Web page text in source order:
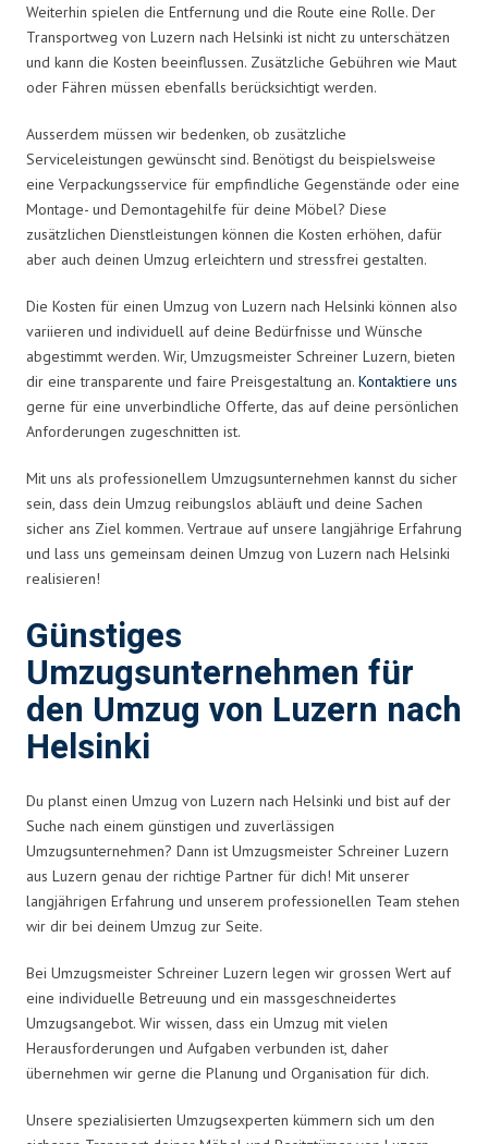
Weiterhin spielen die Entfernung und die Route eine Rolle. Der
Transportweg von Luzern nach Helsinki ist nicht zu unterschätzen
und kann die Kosten beeinflussen. Zusätzliche Gebühren wie Maut
oder Fähren müssen ebenfalls berücksichtigt werden.
Ausserdem müssen wir bedenken, ob zusätzliche
Serviceleistungen gewünscht sind. Benötigst du beispielsweise
eine Verpackungsservice für empfindliche Gegenstände oder eine
Montage- und Demontagehilfe für deine Möbel? Diese
zusätzlichen Dienstleistungen können die Kosten erhöhen, dafür
aber auch deinen Umzug erleichtern und stressfrei gestalten.
Die Kosten für einen Umzug von Luzern nach Helsinki können also
variieren und individuell auf deine Bedürfnisse und Wünsche
abgestimmt werden. Wir, Umzugsmeister Schreiner Luzern, bieten
dir eine transparente und faire Preisgestaltung an. Kontaktiere uns
gerne für eine unverbindliche Offerte, das auf deine persönlichen
Anforderungen zugeschnitten ist.
Mit uns als professionellem Umzugsunternehmen kannst du sicher
sein, dass dein Umzug reibungslos abläuft und deine Sachen
sicher ans Ziel kommen. Vertraue auf unsere langjährige Erfahrung
und lass uns gemeinsam deinen Umzug von Luzern nach Helsinki
realisieren!
Günstiges
Umzugsunternehmen für
den Umzug von Luzern nach
Helsinki
Du planst einen Umzug von Luzern nach Helsinki und bist auf der
Suche nach einem günstigen und zuverlässigen
Umzugsunternehmen? Dann ist Umzugsmeister Schreiner Luzern
aus Luzern genau der richtige Partner für dich! Mit unserer
langjährigen Erfahrung und unserem professionellen Team stehen
wir dir bei deinem Umzug zur Seite.
Bei Umzugsmeister Schreiner Luzern legen wir grossen Wert auf
eine individuelle Betreuung und ein massgeschneidertes
Umzugsangebot. Wir wissen, dass ein Umzug mit vielen
Herausforderungen und Aufgaben verbunden ist, daher
übernehmen wir gerne die Planung und Organisation für dich.
Unsere spezialisierten Umzugsexperten kümmern sich um den